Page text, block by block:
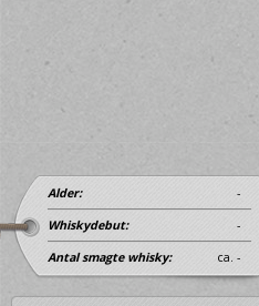
Alder: -
Whiskydebut: -
Antal smagte whisky: ca. -